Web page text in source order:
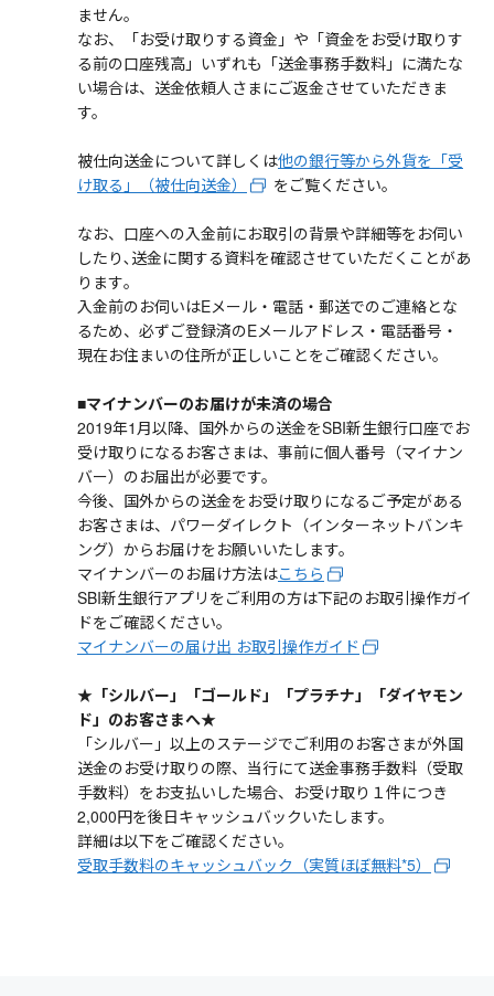
ません。
なお、「お受け取りする資金」や「資金をお受け取りす
る前の口座残高」いずれも「送金事務手数料」に満たな
い場合は、送金依頼人さまにご返金させていただきま
す。
被仕向送金について詳しくは他の銀行等から外貨を「受
け取る」（被仕向送金）
をご覧ください。
なお、口座への入金前にお取引の背景や詳細等をお伺い
したり､送金に関する資料を確認させていただくことがあ
ります｡
入金前のお伺いはEメール・電話・郵送でのご連絡とな
るため、必ずご登録済のEメールアドレス・電話番号・
現在お住まいの住所が正しいことをご確認ください。
■マイナンバーのお届けが未済の場合
2019年1月以降、国外からの送金をSBI新生銀行口座でお
受け取りになるお客さまは、事前に個人番号（マイナン
バー）のお届出が必要です。
今後、国外からの送金をお受け取りになるご予定がある
お客さまは、パワーダイレクト（インターネットバンキ
ング）からお届けをお願いいたします。
マイナンバーのお届け方法はこちら
SBI新生銀行アプリをご利用の方は下記のお取引操作ガイ
ドをご確認ください。
マイナンバーの届け出 お取引操作ガイド
★「シルバー」「ゴールド」「プラチナ」「ダイヤモン
ド」のお客さまへ★
「シルバー」以上のステージでご利用のお客さまが外国
送金のお受け取りの際、当行にて送金事務手数料（受取
手数料）をお支払いした場合、お受け取り１件につき
2,000円を後日キャッシュバックいたします。
詳細は以下をご確認ください。
受取手数料のキャッシュバック（実質ほぼ無料*5）